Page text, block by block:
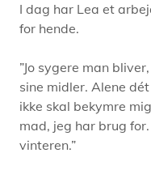
I dag har Lea et
for hende.
”Jo sygere man
sine midler. Alene
ikke skal bekymre
mad, jeg har brug
vinteren.”